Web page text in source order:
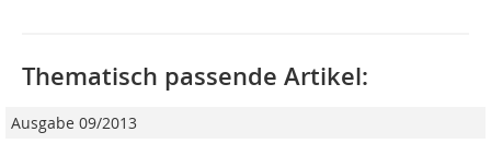
Thematisch passende Artikel:
Ausgabe 09/2013